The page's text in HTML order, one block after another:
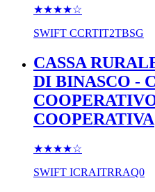
★★★★☆
SWIFT CCRTIT2TBSG
CASSA
DI BINASCO -
COOPERATIVA
★★★★☆
SWIFT ICRAITRRAQ0